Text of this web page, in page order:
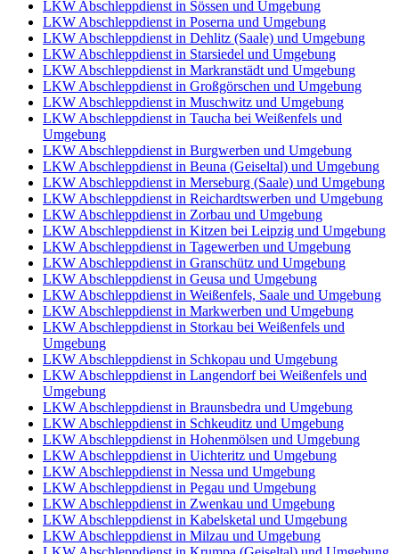
LKW Abschleppdienst in Sössen und Umgebung
LKW Abschleppdienst in Poserna und Umgebung
LKW Abschleppdienst in Dehlitz (Saale) und Umgebung
LKW Abschleppdienst in Starsiedel und Umgebung
LKW Abschleppdienst in Markranstädt und Umgebung
LKW Abschleppdienst in Großgörschen und Umgebung
LKW Abschleppdienst in Muschwitz und Umgebung
LKW Abschleppdienst in Taucha bei Weißenfels und
Umgebung
LKW Abschleppdienst in Burgwerben und Umgebung
LKW Abschleppdienst in Beuna (Geiseltal) und Umgebung
LKW Abschleppdienst in Merseburg (Saale) und Umgebung
LKW Abschleppdienst in Reichardtswerben und Umgebung
LKW Abschleppdienst in Zorbau und Umgebung
LKW Abschleppdienst in Kitzen bei Leipzig und Umgebung
LKW Abschleppdienst in Tagewerben und Umgebung
LKW Abschleppdienst in Granschütz und Umgebung
LKW Abschleppdienst in Geusa und Umgebung
LKW Abschleppdienst in Weißenfels, Saale und Umgebung
LKW Abschleppdienst in Markwerben und Umgebung
LKW Abschleppdienst in Storkau bei Weißenfels und
Umgebung
LKW Abschleppdienst in Schkopau und Umgebung
LKW Abschleppdienst in Langendorf bei Weißenfels und
Umgebung
LKW Abschleppdienst in Braunsbedra und Umgebung
LKW Abschleppdienst in Schkeuditz und Umgebung
LKW Abschleppdienst in Hohenmölsen und Umgebung
LKW Abschleppdienst in Uichteritz und Umgebung
LKW Abschleppdienst in Nessa und Umgebung
LKW Abschleppdienst in Pegau und Umgebung
LKW Abschleppdienst in Zwenkau und Umgebung
LKW Abschleppdienst in Kabelsketal und Umgebung
LKW Abschleppdienst in Milzau und Umgebung